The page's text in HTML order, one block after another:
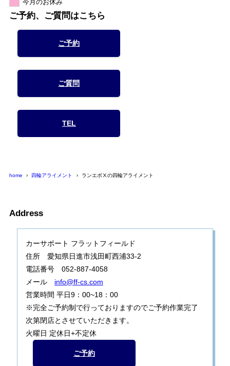
ご予約、ご質問はこちら
ご予約
ご質問
TEL
home 四輪アライメント ランエボⅩの四輪アライメント
Address
カーサポート フラットフィールド
住所 愛知県日進市浅田町西浦33-2
電話番号 052-887-4058
メール info@ff-cs.com
営業時間 平日9：00~18：00
※完全ご予約制で行っておりますのでご予約作業完了
次第閉店とさせていただきます。
火曜日 定休日+不定休
ご予約